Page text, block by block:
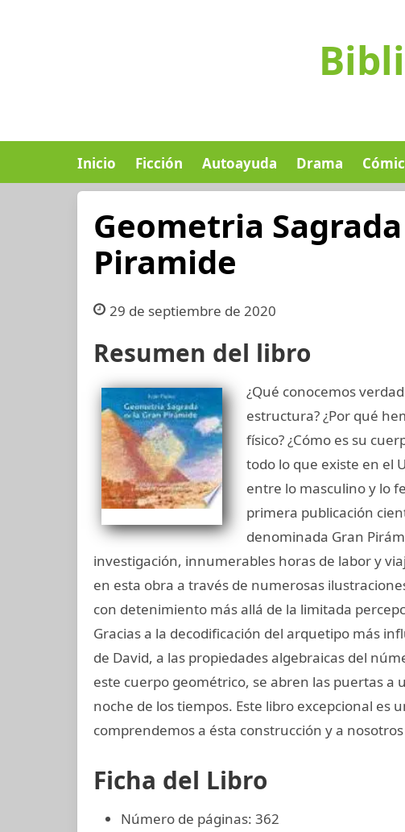
Inicio Ficción Autoayuda Drama
Geometria
Piramide
29 de septiembre de 2020
Resumen del libro
¿Qué conocemos
estructura? ¿Por qué
físico? ¿Cómo es su
todo lo que existe en el
entre lo masculino y lo
primera publicación
denominada Gran
investigación, innumerables horas de labor y
en esta obra a través de numerosas
con detenimiento más allá de la limitada
Gracias a la decodificación del arquetipo más
de David, a las propiedades algebraicas del
este cuerpo geométrico, se abren las puertas
noche de los tiempos. Este libro excepcional
comprendemos a ésta construcción y a
Ficha del Libro
Número de páginas: 362